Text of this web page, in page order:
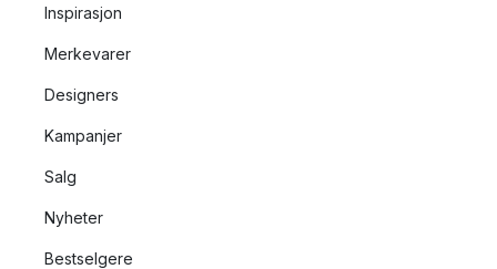
Inspirasjon
Merkevarer
Designers
Kampanjer
Salg
Nyheter
Bestselgere